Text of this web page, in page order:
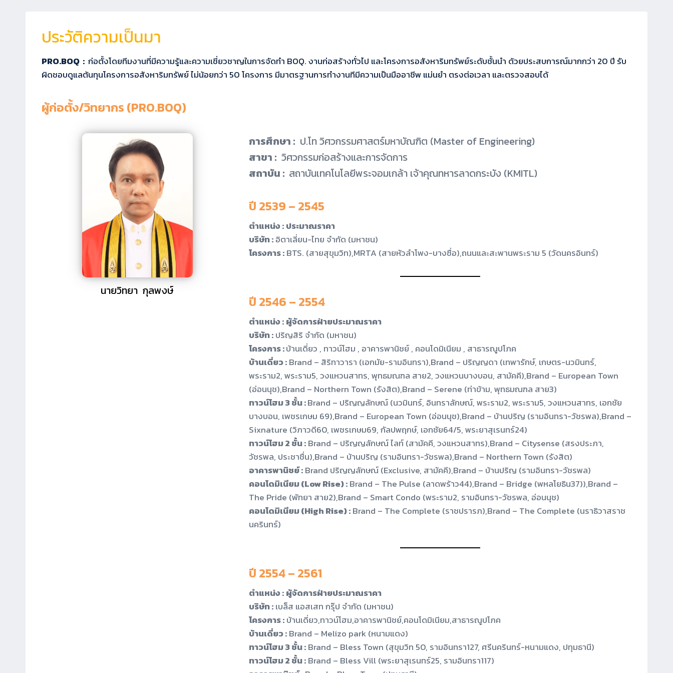
ประวัติความเป็นมา
PRO.BOQ : ก่อตั้งโดยทีมงานที่มีความรู้และความเชี่ยวชาญในการจัดทำ BOQ. งานก่อสร้างทั่วไป และโครงการอสังหาริมทรัพย์ระดับชั้นนำ ด้วยประสบการณ์มากกว่า 20 ปี รับ
ผิดชอบดูแลต้นทุนโครงการอสังหาริมทรัพย์ ไม่น้อยกว่า 50 โครงการ มีมาตรฐานการทำงานทีมีความเป็นมืออาชีพ แม่นยำ ตรงต่อเวลา และตรวจสอบได้
ผู้ก่อตั้ง/วิทยากร (PRO.BOQ)
นายวิทยา กุลพงษ์
การศึกษา : ป.โท วิศวกรรมศาสตร์มหาบัณฑิต (Master of Engineering)
สาขา : วิศวกรรมก่อสร้างและการจัดการ
สถาบัน : สถาบันเทคโนโลยีพระจอมเกล้า เจ้าคุณทหารลาดกระบัง (KMITL)
ปี 2539 – 2545
ตำแหน่ง :ประมาณราคา
บริษัท :อิตาเลี่ยน-ไทย จำกัด (มหาชน)
โครงการ :BTS. (สายสุขุมวิท),MRTA (สายหัวลำโพง-บางซื่อ),ถนนและสะพานพระราม 5 (วัดนครอินทร์)
ปี 2546 – 2554
ตำแหน่ง :ผู้จัดการฝ่ายประมาณราคา
บริษัท :ปริญสิริ จำกัด (มหาชน)
โครงการ :บ้านเดี่ยว , ทาวน์โฮม , อาคารพานิชย์ , คอนโดมิเนียม , สาธารณูปโภค
บ้านเดี่ยว :Brand – สิริทาวารา (เอกมัย-รามอินทรา),Brand – ปริญญดา (เทพารักษ์, เกษตร-นวมินทร์,
พระราม2, พระราม5, วงแหวนสาทร, พุทธมณฑล สาย2, วงแหวนบางบอน, สามัคคี),Brand – European Town
(อ่อนนุช),Brand – Northern Town (รังสิต),Brand – Serene (ท่าข้าม, พุทธมณฑล สาย3)
ทาวน์โฮม 3 ชั้น :Brand – ปริญญลักษณ์ (นวมินทร์, อินทราลักษณ์, พระราม2, พระราม5, วงแหวนสาทร, เอกชัย
บางบอน, เพชรเกษม 69),Brand – European Town (อ่อนนุช),Brand – บ้านปริญ (รามอินทรา-วัชรพล),Brand –
Sixnature (วิภาวดี60, เพชรเกษม69, กัลปพฤกษ์, เอกชัย64/5, พระยาสุเรนทร์24)
ทาวน์โฮม 2 ชั้น :Brand – ปริญญลักษณ์ ไลท์ (สามัคคี, วงแหวนสาทร),Brand – Citysense (สรงประภา,
วัชรพล, ประชาชื่น),Brand – บ้านปริญ (รามอินทรา-วัชรพล),Brand – Northern Town (รังสิต)
อาคารพานิชย์ :Brand ปริญญลักษณ์ (Exclusive, สามัคคี),Brand – บ้านปริญ (รามอินทรา-วัชรพล)
คอนโดมิเนียม (Low Rise) :Brand – The Pulse (ลาดพร้าว44),Brand – Bridge (พหลโยธิน37)),Brand –
The Pride (พัทยา สาย2),Brand – Smart Condo (พระราม2, รามอินทรา-วัชรพล, อ่อนนุช)
คอนโดมิเนียม (High Rise) :Brand – The Complete (ราชปรารภ),Brand – The Complete (นราธิวาสราช
นครินทร์)
ปี 2554 – 2561
ตำแหน่ง :ผู้จัดการฝ่ายประมาณราคา
บริษัท :เบล็ส แอสเสท กรุ๊ป จำกัด (มหาชน)
โครงการ :บ้านเดี่ยว,ทาวน์โฮม,อาคารพานิชย์,คอนโดมิเนียม,สาธารณูปโภค
บ้านเดี่ยว :Brand – Melizo park (หนามแดง)
ทาวน์โฮม 3 ชั้น :Brand – Bless Town (สุขุมวิท 50, รามอินทรา127, ศรีนครินทร์-หนามแดง, ปทุมธานี)
ทาวน์โฮม 2 ชั้น :Brand – Bless Vill (พระยาสุเรนทร์25, รามอินทรา117)